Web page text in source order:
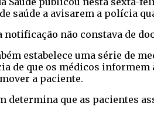
saúde a avisarem a polícia
notificação não constava de
estabelece uma série de
de que os médicos
a paciente.
determina que as pacientes